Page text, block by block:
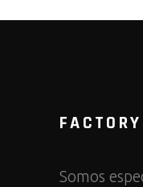
Somos